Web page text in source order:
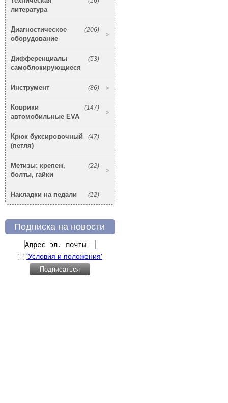
литература
(206)
Диагностическое
оборудование
(53)
Дифференциалы
самоблокирующиеся
(86)
Инструмент
(147)
Коврики
автомобильные EVA
(47)
Крюк буксировочный
(петля)
(22)
Метизы: крепеж,
болты, гайки
(12)
Накладки на педали
Подписка на новости
'Условия и положения'